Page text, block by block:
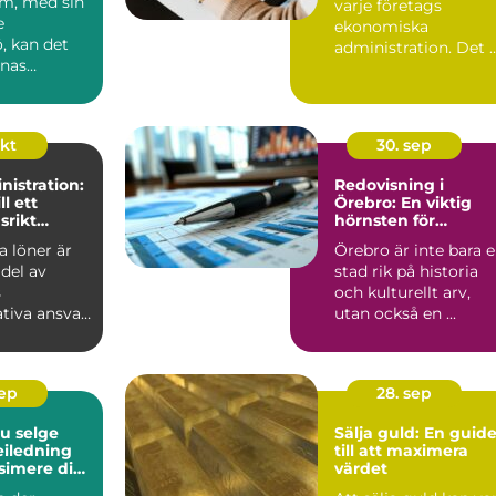
kan det
varje företags
ekonomiska
administration. Det
ett
löner är
av
ansvar
30. sep
Redovisning i
Örebro: En viktig
hörnsten för
Örebro är inte bara
stad rik på historia
och kulturellt arv,
utan också en ...
selge
din
28. sep
Sälja guld: En guide
till att maximera
värdet